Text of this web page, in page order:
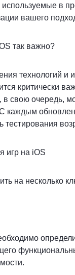
в
вашего
так важно?
технологий и
критически
свою очередь,
каждым
игр на iOS
на несколько